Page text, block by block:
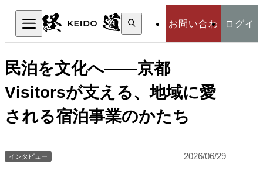
お問い合わ ログイ
検
索:
検索
民泊を文化へ――京都
Visitorsが支える、地域に愛
される宿泊事業のかたち
インタビュー 2026/06/29